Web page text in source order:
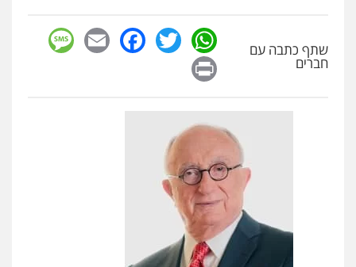
שתף כתבה עם
חברים
WhatsApp
Twitter
Facebook
Email